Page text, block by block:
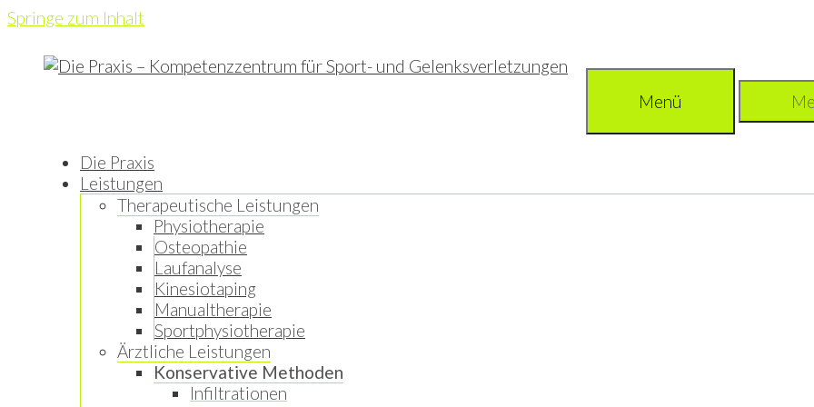
Springe zum Inhalt
Menü
Die Praxis
Leistungen
Therapeutische Leistungen
Physiotherapie
Osteopathie
Laufanalyse
Kinesiotaping
Manualtherapie
Sportphysiotherapie
Ärztliche Leistungen
Konservative Methoden
Infiltrationen